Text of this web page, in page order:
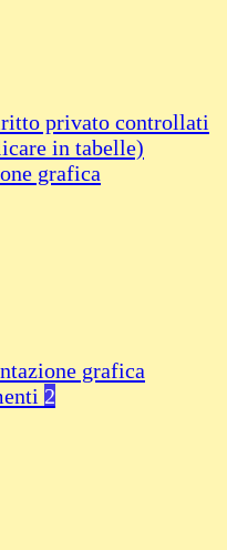
privato controllati
in tabelle)
grafica
grafica
2